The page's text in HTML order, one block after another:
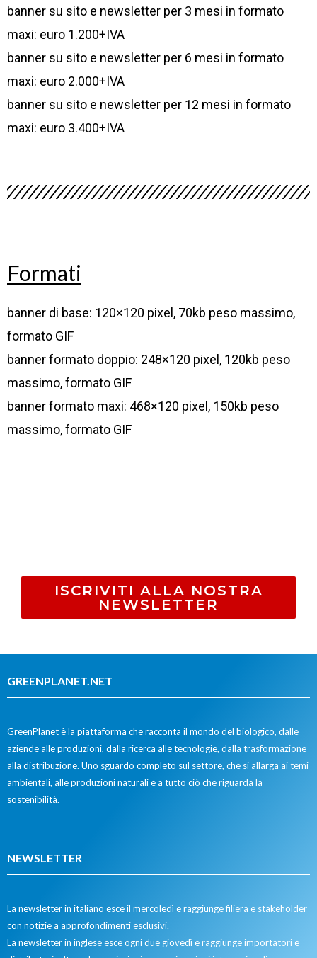
banner su sito e newsletter per 3 mesi in formato
maxi: euro 1.200+IVA
banner su sito e newsletter per 6 mesi in formato
maxi: euro 2.000+IVA
banner su sito e newsletter per 12 mesi in formato
maxi: euro 3.400+IVA
Formati
banner di base: 120×120 pixel, 70kb peso massimo,
formato GIF
banner formato doppio: 248×120 pixel, 120kb peso
massimo, formato GIF
banner formato maxi: 468×120 pixel, 150kb peso
massimo, formato GIF
ISCRIVITI ALLA NOSTRA
NEWSLETTER
GREENPLANET.NET
GreenPlanet è la piattaforma che racconta il mondo del biologico, dalle
aziende alle produzioni, dalla ricerca alle tecnologie, dalla trasformazione
alla distribuzione. Uno sguardo completo sul settore, che si allarga ai temi
ambientali, alle produzioni naturali e a tutto ciò che riguarda la
sostenibilità.
NEWSLETTER
La newsletter in italiano esce il mercoledì e raggiunge filiera e stakeholder
con notizie a approfondimenti esclusivi.
La newsletter in inglese esce ogni due giovedì e raggiunge importatori e